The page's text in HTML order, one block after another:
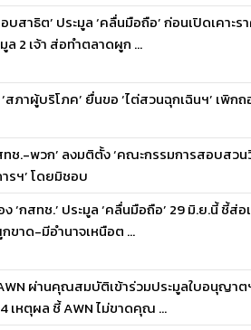
บสาธิต’ ประมูล ‘คลื่นมือถือ’ ก่อนเปิดเคาะ
2 เจ้า ส่อทำตลาดผูก ...
สภาผู้บริโภค’ ยื่นขอ ‘ไต่สวนฉุกเฉินฯ’ เพิ
ทช.-พวก’ ลงมติตั้ง ‘คณะกรรมการสอบสว
รฯ’ โดยมิชอบ
‘กสทช.’ ประมูล ‘คลื่นมือถือ’ 29 มิ.ย.นี้ ชี้ส่
ขาด-มีอำนาจเหนือต ...
ผ่านคุณสมบัติเข้าร่วมประมูลใบอนุญา
เหตุผล ชี้ AWN ไม่ขาดคุณ ...